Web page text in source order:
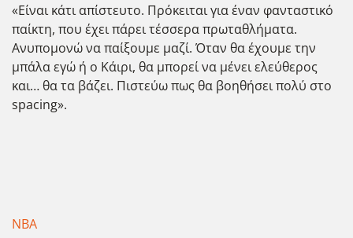
«Είναι κάτι απίστευτο. Πρόκειται για έναν φανταστικό
παίκτη, που έχει πάρει τέσσερα πρωταθλήματα.
Ανυπομονώ να παίξουμε μαζί. Όταν θα έχουμε την
μπάλα εγώ ή ο Κάιρι, θα μπορεί να μένει ελεύθερος
και… θα τα βάζει. Πιστεύω πως θα βοηθήσει πολύ στο
spacing».
NBA